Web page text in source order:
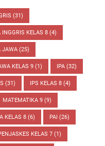
(31)
INGGRIS KELAS 8 (4)
JAWA (25)
KELAS 9 (1) IPA (32)
(31) IPS KELAS 8 (4)
MATEMATIKA 9 (9)
KELAS 8 (6) PAI (26)
KELAS 7 (1)